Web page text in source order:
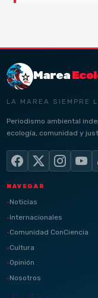
Marea
LA MAREA SIEMPRE
Periodismo ambiental
ecología, comunidad y
NAVEGAR
Noticias
Internacionales
Comunidad ConCiencia
Cultura
Opinión
Nosotros